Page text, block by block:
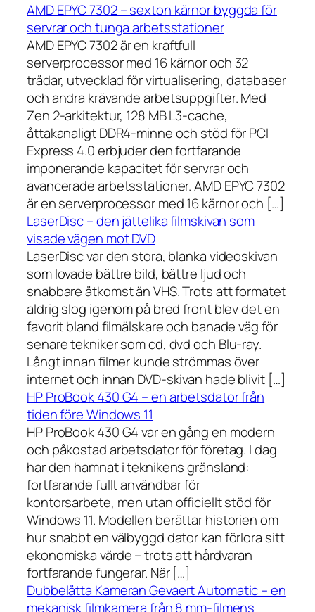
AMD EPYC 7302 – sexton kärnor byggda för
servrar och tunga arbetsstationer
AMD EPYC 7302 är en kraftfull
serverprocessor med 16 kärnor och 32
trådar, utvecklad för virtualisering, databaser
och andra krävande arbetsuppgifter. Med
Zen 2-arkitektur, 128 MB L3-cache,
åttakanaligt DDR4-minne och stöd för PCI
Express 4.0 erbjuder den fortfarande
imponerande kapacitet för servrar och
avancerade arbetsstationer. AMD EPYC 7302
är en serverprocessor med 16 kärnor och […]
LaserDisc – den jättelika filmskivan som
visade vägen mot DVD
LaserDisc var den stora, blanka videoskivan
som lovade bättre bild, bättre ljud och
snabbare åtkomst än VHS. Trots att formatet
aldrig slog igenom på bred front blev det en
favorit bland filmälskare och banade väg för
senare tekniker som cd, dvd och Blu-ray.
Långt innan filmer kunde strömmas över
internet och innan DVD-skivan hade blivit […]
HP ProBook 430 G4 – en arbetsdator från
tiden före Windows 11
HP ProBook 430 G4 var en gång en modern
och påkostad arbetsdator för företag. I dag
har den hamnat i teknikens gränsland:
fortfarande fullt användbar för
kontorsarbete, men utan officiellt stöd för
Windows 11. Modellen berättar historien om
hur snabbt en välbyggd dator kan förlora sitt
ekonomiska värde – trots att hårdvaran
fortfarande fungerar. När […]
Dubbelåtta Kameran Gevaert Automatic – en
mekanisk filmkamera från 8 mm-filmens